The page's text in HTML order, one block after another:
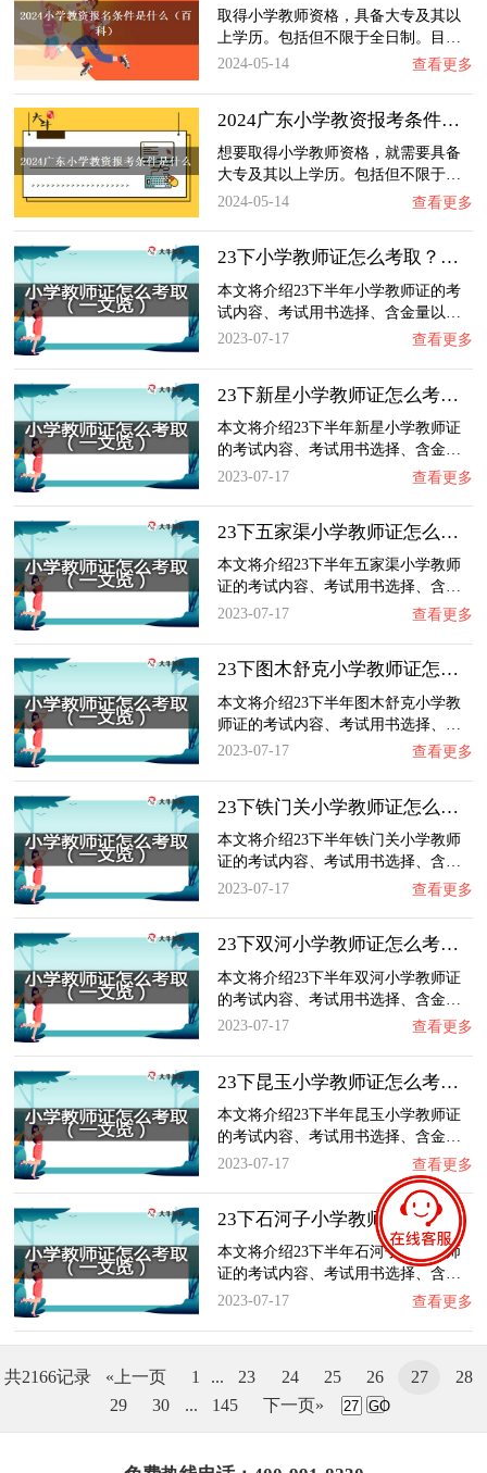
取得小学教师资格，具备大专及其以
上学历。包括但不限于全日制。目…
2024-05-14
查看更多
2024广东小学教资报考条件是什么
想要取得小学教师资格，就需要具备
大专及其以上学历。包括但不限于…
2024-05-14
查看更多
23下小学教师证怎么考取？一文览：含金量、通…
本文将介绍23下半年小学教师证的考
试内容、考试用书选择、含金量以…
2023-07-17
查看更多
23下新星小学教师证怎么考取？一文览：含金量…
本文将介绍23下半年新星小学教师证
的考试内容、考试用书选择、含金…
2023-07-17
查看更多
23下五家渠小学教师证怎么考取？一文览：含金…
本文将介绍23下半年五家渠小学教师
证的考试内容、考试用书选择、含…
2023-07-17
查看更多
23下图木舒克小学教师证怎么考取？一文览：含…
本文将介绍23下半年图木舒克小学教
师证的考试内容、考试用书选择、…
2023-07-17
查看更多
23下铁门关小学教师证怎么考取？一文览：含金…
本文将介绍23下半年铁门关小学教师
证的考试内容、考试用书选择、含…
2023-07-17
查看更多
23下双河小学教师证怎么考取？一文览：含金量…
本文将介绍23下半年双河小学教师证
的考试内容、考试用书选择、含金…
2023-07-17
查看更多
23下昆玉小学教师证怎么考取？一文览：含金量…
本文将介绍23下半年昆玉小学教师证
的考试内容、考试用书选择、含金…
2023-07-17
查看更多
23下石河子小学教师证怎么考取？一文览：含金…
本文将介绍23下半年石河子小学教师
证的考试内容、考试用书选择、含…
2023-07-17
查看更多
共2166记录 «上一页 1 ... 23 24 25 26 27
28
29
30 ... 145 下一页» GO